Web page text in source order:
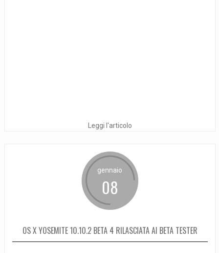
Leggi l'articolo
gennaio
08
OS X YOSEMITE 10.10.2 BETA 4 RILASCIATA AI BETA TESTER